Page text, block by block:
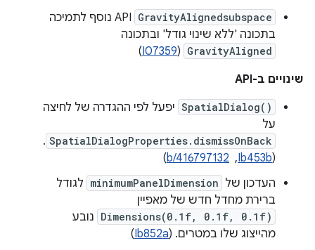
GravityAlignedsubspace
API נוסף לתמיכה
בתכונה 'ללא שינוי גודל' ובתכונה
GravityAligned
(
I07359
)
שינויים ב-API
SpatialDialog() יפעל לפי ההגדרה של לחיצה
על
SpatialDialogProperties.dismissOnBack
.
(
Ib453b
, ‏
b/416797132
)
העדכון של minimumPanelDimension לגודל
ברירת מחדל חדש של מאפיין
Dimensions(0.1f, 0.1f, 0.1f) נובע
מהייצוג שלו במטרים. (Ib852a
)